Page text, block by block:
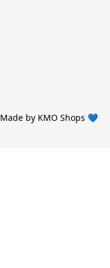
Made by KMO Shops 💙